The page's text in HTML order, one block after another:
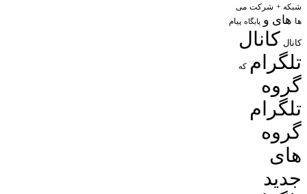
شبکه + شرکت می
ها های و پایگاه پیام
کانال کانال
تلگرام که
گروه
تلگرام
گروه
های
جدید